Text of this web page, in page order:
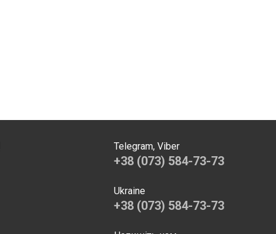
Telegram, Viber
+38 (073) 584-73-73
Ukraine
+38 (073) 584-73-73